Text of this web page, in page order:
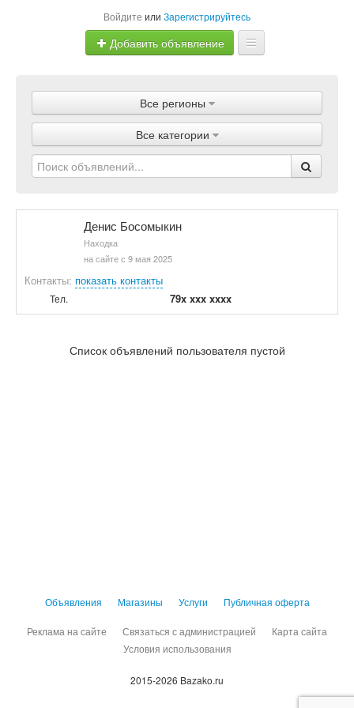
Войдите или Зарегистрируйтесь
Добавить объявление
Объявления
Магазины
Услуги
Статьи
Все регионы
Все категории
Денис Босомыкин
Находка
на сайте с 9 мая 2025
Контакты: показать контакты
Тел. 79x xxx xxxx
Список объявлений пользователя пустой
Объявления Магазины Услуги Публичная оферта
Реклама на сайте Связаться с администрацией
Карта сайта
Условия использования
2015-2026 Bazako.ru